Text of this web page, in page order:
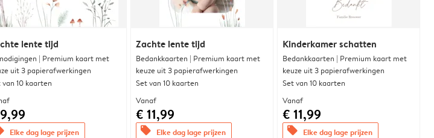
lente tijd
| Premium kaart met
uit 3 papierafwerkingen
van 10 kaarten
Elke dag lage prijzen
Zachte lente tijd
Bedankkaarten | Premium kaart met
keuze uit 3 papierafwerkingen
Set van 10 kaarten
Vanaf
€ 11,99
offers Elke dag lage prijzen
Kinderkamer schatten
Bedankkaarten | Premium kaart met
keuze uit 3 papierafwerkingen
Set van 10 kaarten
Vanaf
€ 11,99
offers Elke dag lage prijzen